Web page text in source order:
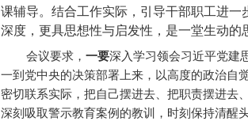
课辅导。结合工作实际，引导干部职工进
深度，更具思想性与启发性，是一堂生动的
会议要求， 一要深入学习领会习近平党建
一到党中央的决策部署上来，以高度的政治自
密切联系实际，把自己摆进去、把职责摆进去
深刻吸取警示教育案例的教训，时刻保持清醒